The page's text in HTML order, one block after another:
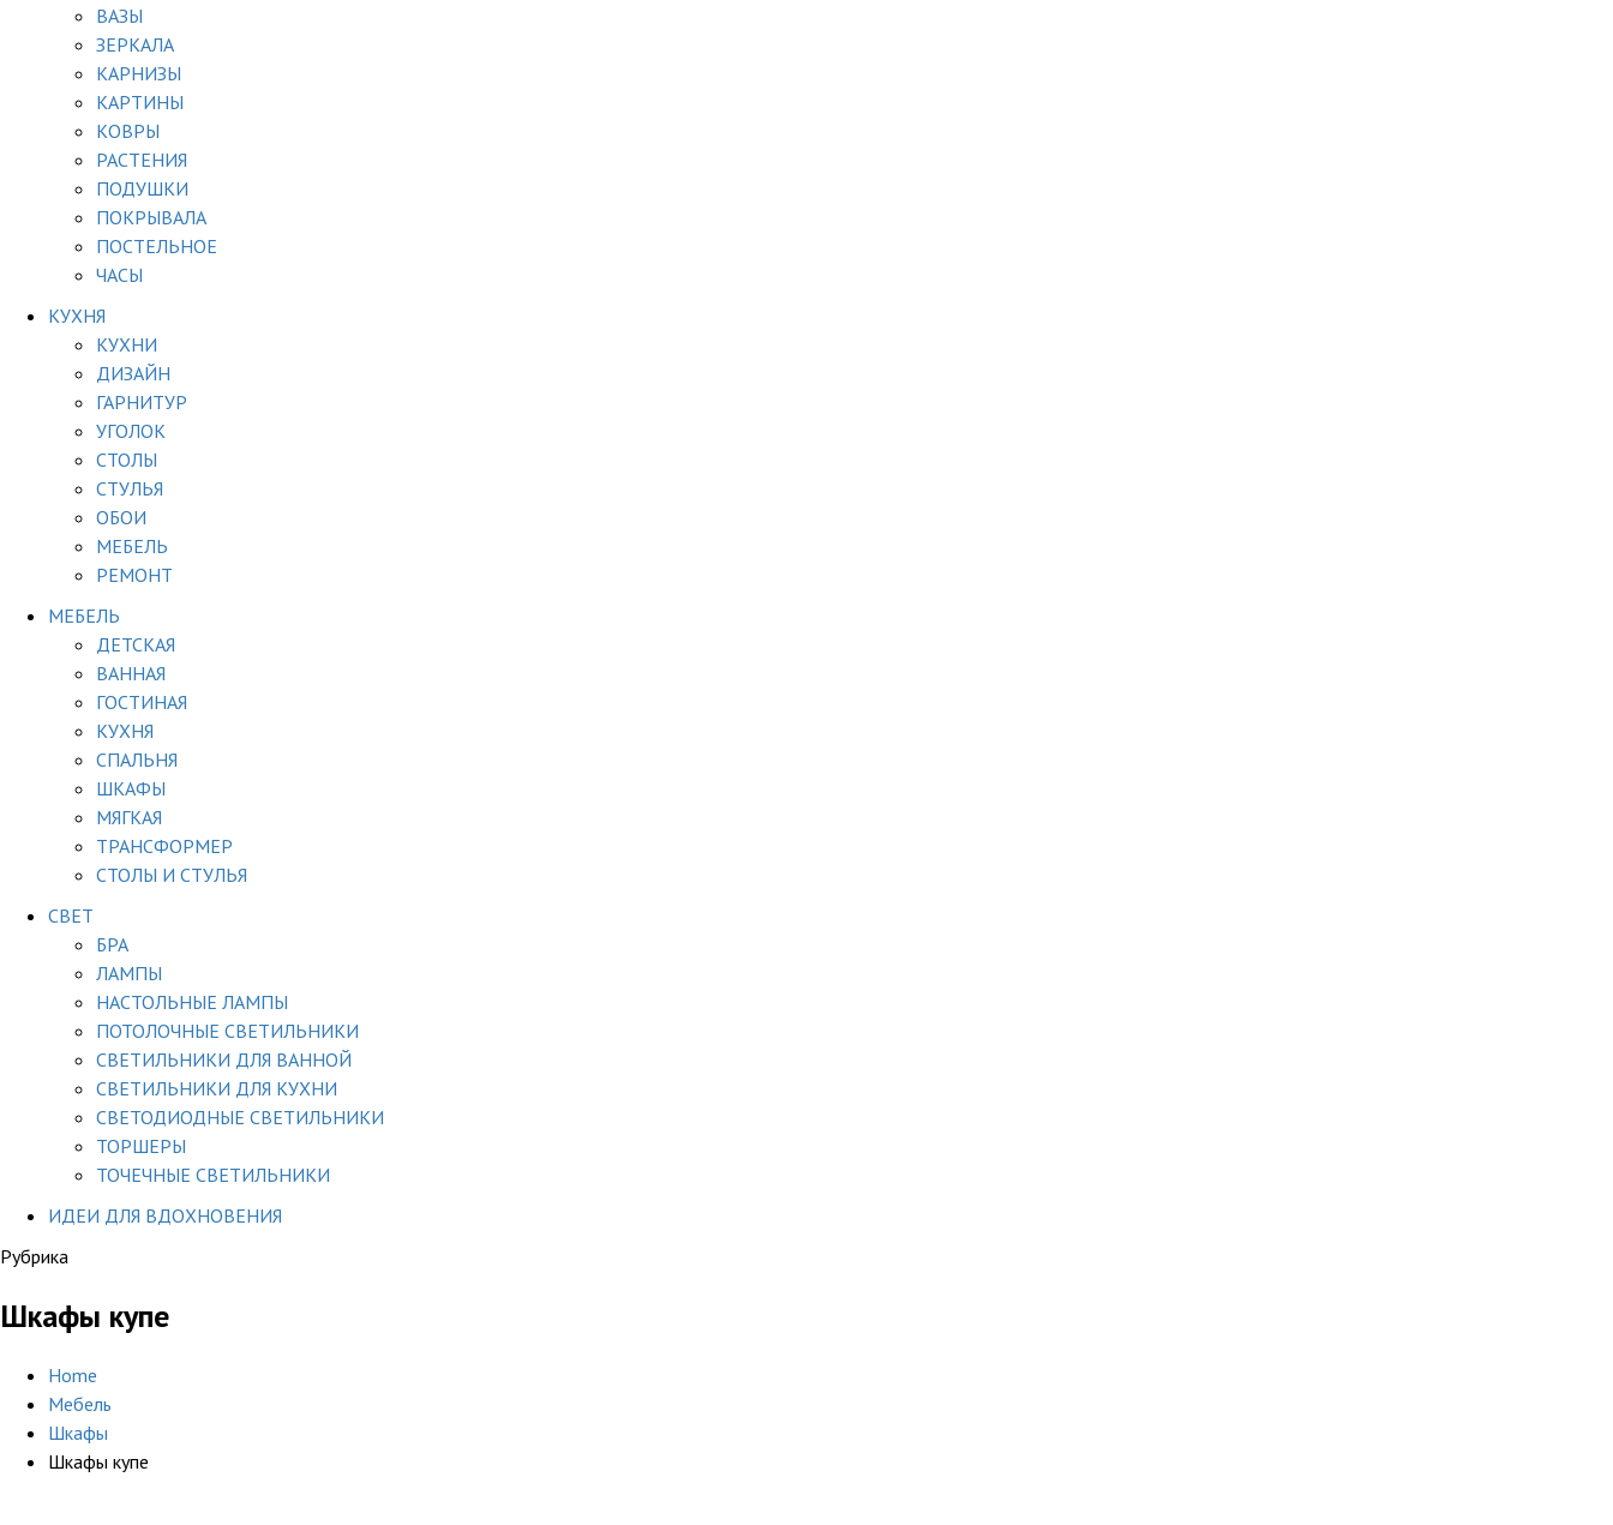
ВАЗЫ
ЗЕРКАЛА
КАРНИЗЫ
КАРТИНЫ
КОВРЫ
РАСТЕНИЯ
ПОДУШКИ
ПОКРЫВАЛА
ПОСТЕЛЬНОЕ
ЧАСЫ
КУХНЯ
КУХНИ
ДИЗАЙН
ГАРНИТУР
УГОЛОК
СТОЛЫ
СТУЛЬЯ
ОБОИ
МЕБЕЛЬ
РЕМОНТ
МЕБЕЛЬ
ДЕТСКАЯ
ВАННАЯ
ГОСТИНАЯ
КУХНЯ
СПАЛЬНЯ
ШКАФЫ
МЯГКАЯ
ТРАНСФОРМЕР
СТОЛЫ И СТУЛЬЯ
СВЕТ
БРА
ЛАМПЫ
НАСТОЛЬНЫЕ ЛАМПЫ
ПОТОЛОЧНЫЕ СВЕТИЛЬНИКИ
СВЕТИЛЬНИКИ ДЛЯ ВАННОЙ
СВЕТИЛЬНИКИ ДЛЯ КУХНИ
СВЕТОДИОДНЫЕ СВЕТИЛЬНИКИ
ТОРШЕРЫ
ТОЧЕЧНЫЕ СВЕТИЛЬНИКИ
ИДЕИ ДЛЯ ВДОХНОВЕНИЯ
Рубрика
Шкафы купе
Home
Мебель
Шкафы
Шкафы купе